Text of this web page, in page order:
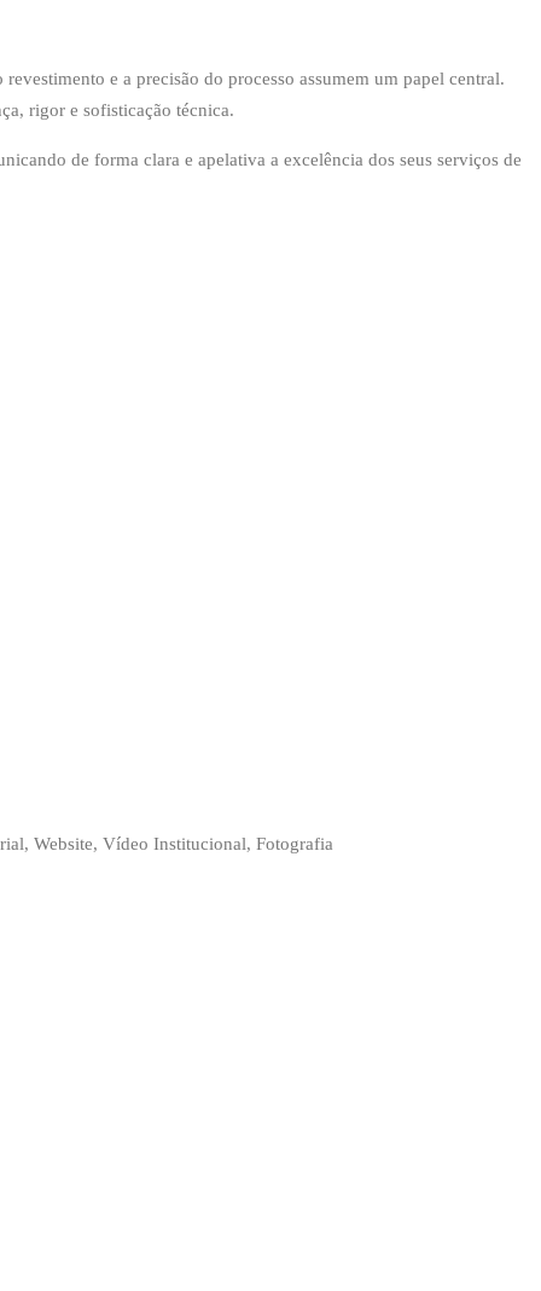
e a precisão do processo assumem um papel central.
rigor e sofisticação técnica.
de forma clara e apelativa a excelência dos seus serviços de
Website, Vídeo Institucional, Fotografia